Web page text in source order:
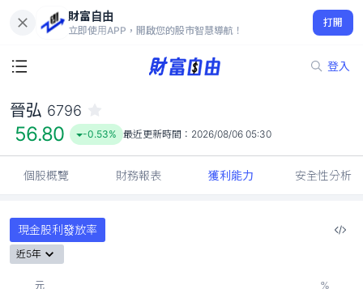
財富自由
立即使用APP，開啟您的股市智慧導航！
打開
登入
56.80
-0.53%
晉弘 6796
56.80 -0.53% 最近更新時間： 2026/08/06 05:30
個股概覽 財務報表 獲利能力 安全性分析
現金股利發放率
近5年